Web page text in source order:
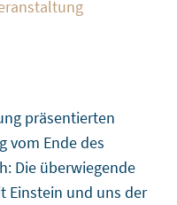
präsentierten
vom Ende des
Die überwiegende
Einstein und uns der